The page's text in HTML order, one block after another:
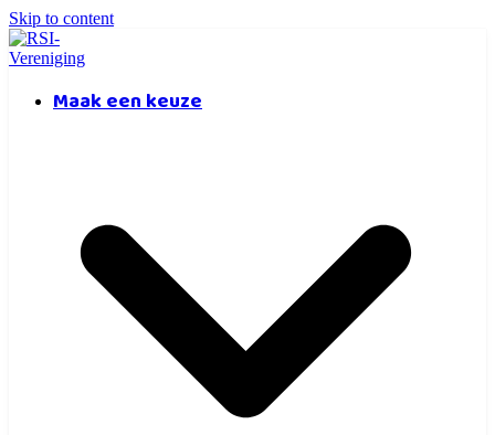
Skip to content
Maak een keuze